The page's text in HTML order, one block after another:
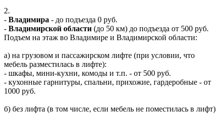
2.
- Владимира - до подъезда 0 руб.
- Владимирской области (до 50 км) до подъезда от 500 руб.
Подъем на этаж во Владимире и Владимирской области:
а) на грузовом и пассажирском лифте (при условии, что
мебель разместилась в лифте):
- шкафы, мини-кухни, комоды и т.п. - от 500 руб.
- кухонные гарнитуры, спальни, прихожие, гардеробные - от
1000 руб.
б) без лифта (в том числе, если мебель не поместилась в лифт)